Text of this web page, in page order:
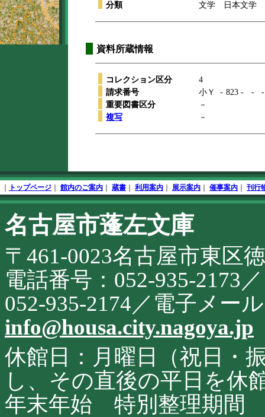
分類
文学 日本文学
資料所蔵情報
コレクション区分
4
請求番号
小Ｙ - 823 - -
-
重要図書区分
－
複写
－
文
終
了
フ
ッ
タ
始
トップページ 館内のご案内 蔵書 利用案内 展示案内 催事案内 刊行
こ
の
サ
イ
ト
に
関
す
る
お
問
合
せ
名古屋市蓬左文庫
〒461-0023名古屋市東区
電話番号：052-935-2173
052-935-2174／電子メー
info@housa.city.nagoya.jp
休館日：月曜日（祝日・
し、その直後の平日を休
年末年始 特別整理期間